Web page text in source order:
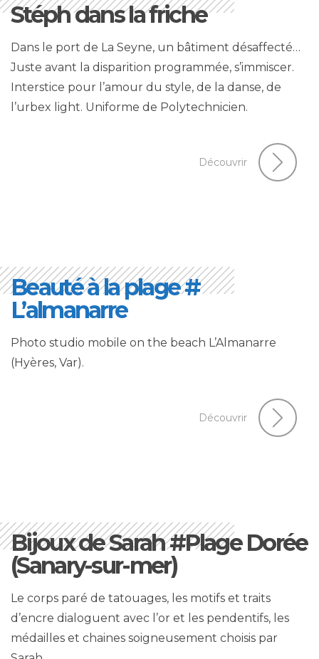
Stéph dans la friche
Dans le port de La Seyne, un bâtiment désaffecté…
Juste avant la disparition programmée, s’immiscer.
Interstice pour l’amour du style, de la danse, de
l’urbex light. Uniforme de Polytechnicien.
Découvrir
Beauté à la plage #
L’almanarre
Photo studio mobile on the beach L’Almanarre
(Hyères, Var).
Découvrir
Bijoux de Sarah #Plage Dorée
(Sanary-sur-mer)
Le corps paré de tatouages, les motifs et traits
d’encre dialoguent avec l’or et les pendentifs, les
médailles et chaines soigneusement choisis par